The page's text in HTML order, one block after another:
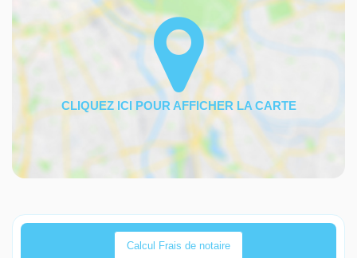
Calcul Frais de notaire